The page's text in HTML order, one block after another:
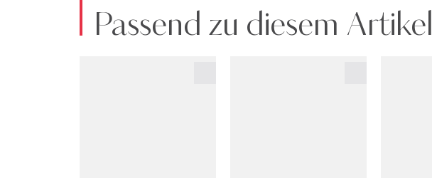
Passend zu diesem Artikel